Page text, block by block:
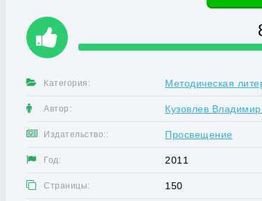
Категория: Методическая
Автор: Кузовлев
Издательство:: Просвещение
Год: 2011
Страницы: 150